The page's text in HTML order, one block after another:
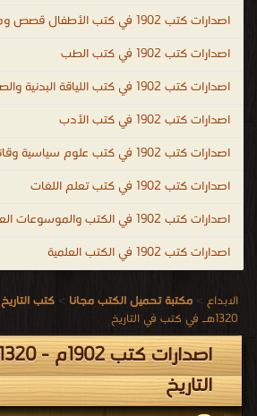
اصدارات كتب 1902 في كتب الأطفال قصص ومجلات
اصدارات كتب 1902 في كتب الطب
اصدارات كتب 1902 في كتب اللياقة البدنية والصحة العامة
اصدارات كتب 1902 في كتب الأدب
اصدارات كتب 1902 في كتب علوم سياسية وقانونية
اصدارات كتب 1902 في كتب تعلم اللغات
اصدارات كتب 1902 في الكتب والموسوعات العامة
اصدارات كتب 1902 في الكتب العلمية
الابداع > مكتبة تحميل الكتب مجانا > كتب التاريخ
1320هـ في كتب في التاريخ
التاريخ